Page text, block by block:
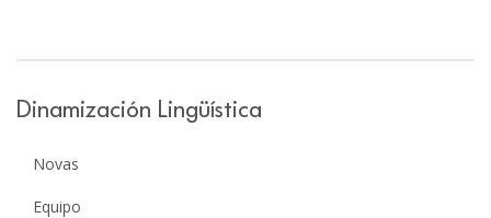
Dinamización Lingüística
Novas
Equipo